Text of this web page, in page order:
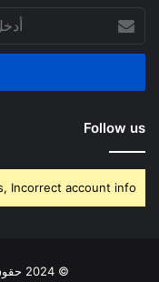
بريدك
الإلكتروني
Follow us
Incorrect account info.
© 2024 حقوق النشر محفوظة لـهواها بيطري